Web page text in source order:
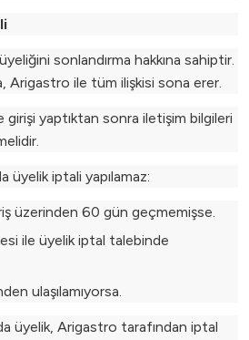
sonlandırma hakkına sahiptir.
Arigastro ile tüm ilişkisi sona erer.
girişi yaptıktan sonra iletişim bilgileri
üyelik iptali yapılamaz:
üzerinden 60 gün geçmemişse.
ile üyelik iptal talebinde
ulaşılamıyorsa.
üyelik, Arigastro tarafından iptal